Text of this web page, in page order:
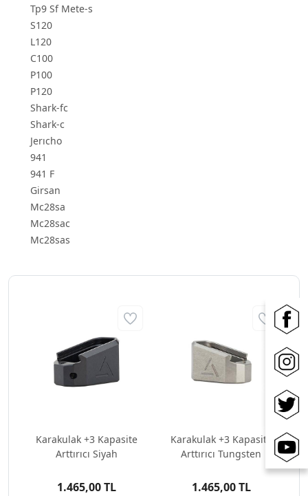
Tp9 Sf Mete-s
S120
L120
C100
P100
P120
Shark-fc
Shark-c
Jerıcho
941
941 F
Girsan
Mc28sa
Mc28sac
Mc28sas
Karakulak +3 Kapasite
Arttırıcı Siyah
1.465,00 TL
Karakulak +3 Kapasite
Arttırıcı Tungsten
1.465,00 TL